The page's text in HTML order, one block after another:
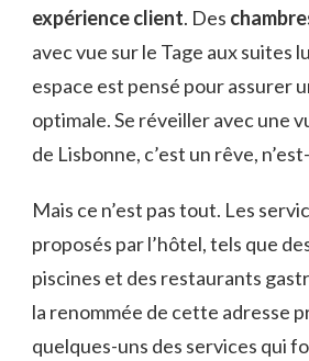
expérience client. Des
avec vue sur le Tage aux suites
espace est pensé pour assurer
optimale. Se réveiller avec une
de Lisbonne, c’est un rêve,
Mais ce n’est pas tout. Les
proposés par l’hôtel, tels que
piscines et des restaurants
la renommée de cette adresse
quelques-uns des services qui